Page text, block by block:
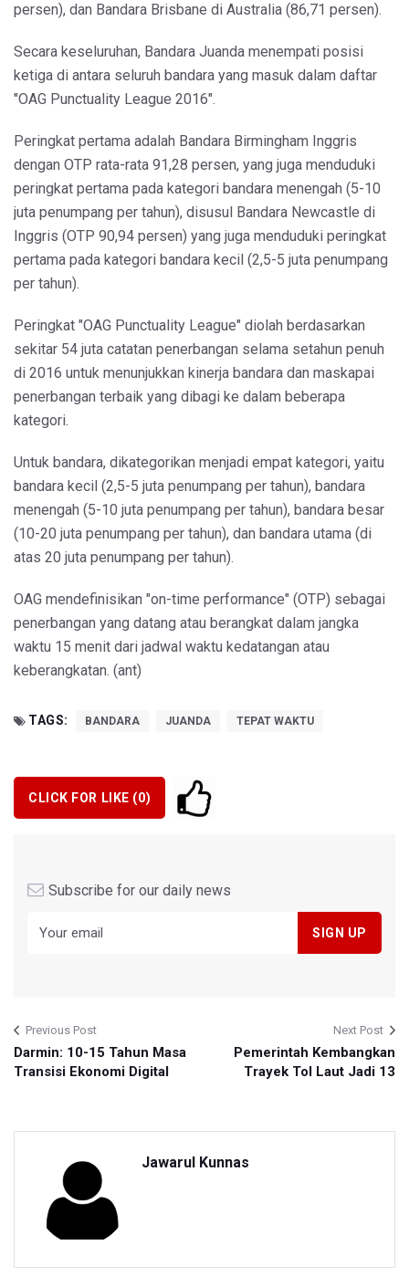
persen), dan Bandara Brisbane di Australia (86,71 persen).
Secara keseluruhan, Bandara Juanda menempati posisi
ketiga di antara seluruh bandara yang masuk dalam daftar
"OAG Punctuality League 2016".
Peringkat pertama adalah Bandara Birmingham Inggris
dengan OTP rata-rata 91,28 persen, yang juga menduduki
peringkat pertama pada kategori bandara menengah (5-10
juta penumpang per tahun), disusul Bandara Newcastle di
Inggris (OTP 90,94 persen) yang juga menduduki peringkat
pertama pada kategori bandara kecil (2,5-5 juta penumpang
per tahun).
Peringkat "OAG Punctuality League" diolah berdasarkan
sekitar 54 juta catatan penerbangan selama setahun penuh
di 2016 untuk menunjukkan kinerja bandara dan maskapai
penerbangan terbaik yang dibagi ke dalam beberapa
kategori.
Untuk bandara, dikategorikan menjadi empat kategori, yaitu
bandara kecil (2,5-5 juta penumpang per tahun), bandara
menengah (5-10 juta penumpang per tahun), bandara besar
(10-20 juta penumpang per tahun), dan bandara utama (di
atas 20 juta penumpang per tahun).
OAG mendefinisikan "on-time performance" (OTP) sebagai
penerbangan yang datang atau berangkat dalam jangka
waktu 15 menit dari jadwal waktu kedatangan atau
keberangkatan. (ant)
TAGS: BANDARA JUANDA TEPAT WAKTU
CLICK FOR LIKE (0)
Subscribe for our daily news
Previous Post
Darmin: 10-15 Tahun Masa
Transisi Ekonomi Digital
Next Post
Pemerintah Kembangkan
Trayek Tol Laut Jadi 13
Jawarul Kunnas